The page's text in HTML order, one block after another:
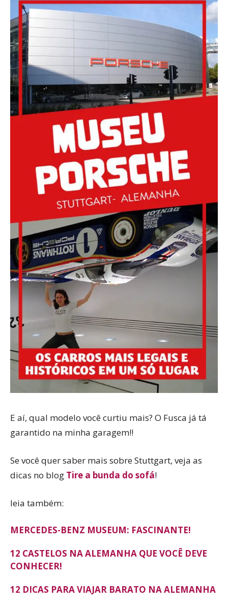
E aí, qual modelo você curtiu mais? O Fusca já tá
garantido na minha garagem!!
Se você quer saber mais sobre Stuttgart, veja as
dicas no blog Tire a bunda do sofá!
leia também:
MERCEDES-BENZ MUSEUM: FASCINANTE!
12 CASTELOS NA ALEMANHA QUE VOCÊ DEVE
CONHECER!
12 DICAS PARA VIAJAR BARATO NA ALEMANHA